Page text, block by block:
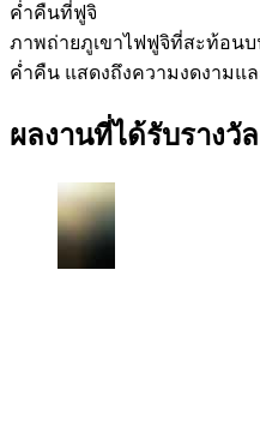
ค่ำคืนที่ฟูจิ
ภาพถ่ายภูเขาไฟฟูจิที่สะท้อน
ค่ำคืน แสดงถึงความงดงามแ
ผลงานที่ได้รับรางวัล